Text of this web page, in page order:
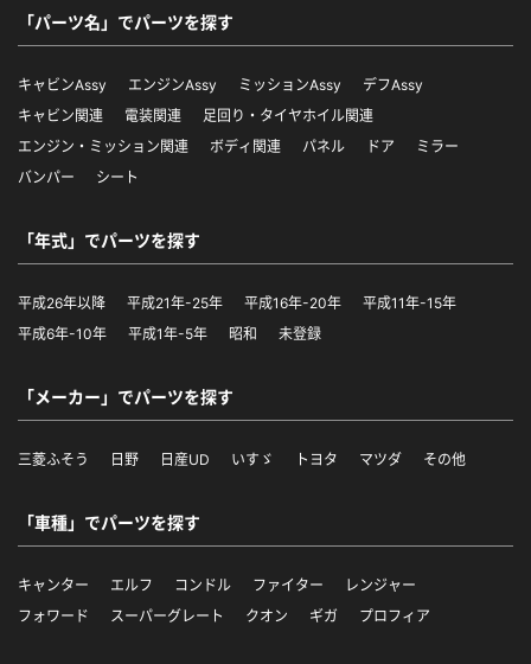
「パーツ名」でパーツを探す
キャビンAssy エンジンAssy ミッションAssy
デフAssy
キャビン関連
電装関連
足回り・タイヤホイル関連
エンジン・ミッション関連
ボディ関連 パネル ドア
ミラー
バンパー
シート
「年式」でパーツを探す
平成26年以降 平成21年-25年 平成16年-20年
平成11年-15年
平成6年-10年
平成1年-5年 昭和 未登録
「メーカー」でパーツを探す
三菱ふそう 日野 日産UD いすゞ トヨタ マツダ その他
「車種」でパーツを探す
キャンター エルフ コンドル ファイター
レンジャー
フォワード
スーパーグレート クオン ギガ プロフィア